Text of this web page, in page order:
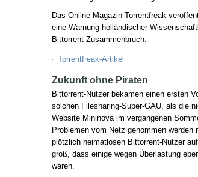
Das Online-Magazin Torrentfreak
eine Warnung holländischer
Bittorrent-Zusammenbruch.
Torrentfreak-Artikel
Zukunft ohne Piraten
Bittorrent-Nutzer bekamen einen ersten
solchen Filesharing-Super-GAU, als die
Website Mininova im vergangenen
Problemen vom Netz genommen werden
plötzlich heimatlosen Bittorrent-Nutzer
groß, dass einige wegen Überlastung
waren.